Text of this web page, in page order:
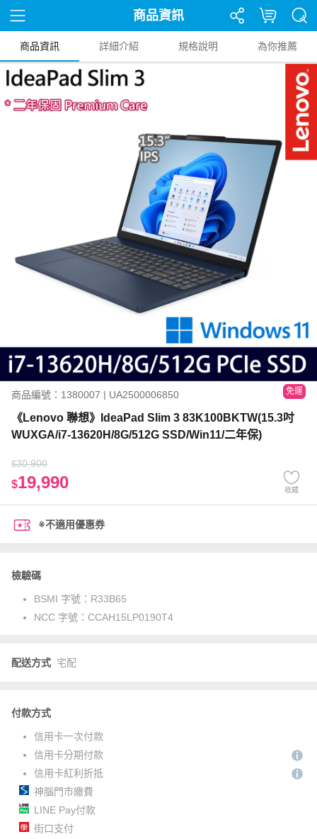
商品資訊
商品資訊 詳細介紹 規格說明 為你推薦
商品編號：1380007 | UA2500006850 免運
《Lenovo 聯想》IdeaPad Slim 3 83K100BKTW(15.3吋
WUXGA/i7-13620H/8G/512G SSD/Win11/二年保)
$30,900
$19,990 收藏
※不適用優惠券
檢驗碼
BSMI 字號： R33B65
NCC 字號： CCAH15LP0190T4
配送方式 宅配
付款方式
信用卡一次付款
信用卡分期付款
信用卡紅利折抵
神腦門市繳費
LINE Pay付款
街口支付